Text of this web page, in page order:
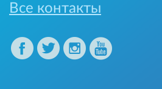
Все контакты